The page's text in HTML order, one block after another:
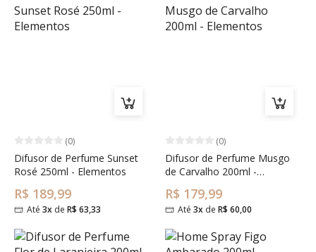
(0)
Difusor de Perfume Sunset
Rosé 250ml - Elementos
R$ 189,99
Até3x deR$ 63,33
(0)
Difusor de Perfume Musgo
de Carvalho 200ml -
R$ 179,99
Até3x deR$ 60,00